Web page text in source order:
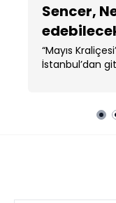
Sencer,
“Mayıs
İstanbul’dan